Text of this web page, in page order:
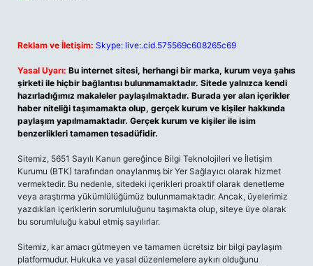
Reklam ve İletişim: Skype: live:.cid.575569c608265c69
Yasal Uyarı: Bu internet sitesi, herhangi bir marka, kurum veya şahıs
şirketi ile hiçbir bağlantısı bulunmamaktadır. Sitede yalnızca kendi
hazırladığımız makaleler paylaşılmaktadır. Burada yer alan içerikler
haber niteliği taşımamakta olup, gerçek kurum ve kişiler hakkında
paylaşım yapılmamaktadır. Gerçek kurum ve kişiler ile isim
benzerlikleri tamamen tesadüfidir.
Sitemiz, 5651 Sayılı Kanun gereğince Bilgi Teknolojileri ve İletişim
Kurumu (BTK) tarafından onaylanmış bir Yer Sağlayıcı olarak hizmet
vermektedir. Bu nedenle, sitedeki içerikleri proaktif olarak denetleme
veya araştırma yükümlülüğümüz bulunmamaktadır. Ancak, üyelerimiz
yazdıkları içeriklerin sorumluluğunu taşımakta olup, siteye üye olarak
bu sorumluluğu kabul etmiş sayılırlar.
Sitemiz, kar amacı gütmeyen ve tamamen ücretsiz bir bilgi paylaşım
platformudur. Hukuka ve yasal düzenlemelere aykırı olduğunu